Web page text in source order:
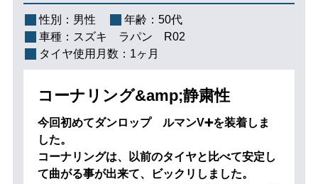
性別： 男性 年齢： 50代
車種： スズキ ラパン R02
タイヤ使用月数： 1ヶ月
コーナリング&amp;静粛性
今回初めてダンロップ ルマンV➕を装着しま
した。
コーナリングは、以前のタイヤと比べて安定し
て曲がる事が出来て、ビックリしました。